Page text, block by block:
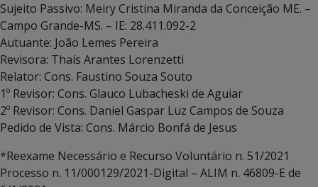
Sujeito Passivo: Meiry Cristina Miranda da Conceição ME. –
Campo Grande-MS. – IE: 28.411.092-2
Autuante: João Lemes Pereira
Revisora: Thaís Arantes Lorenzetti
Relator: Cons. Faustino Souza Souto
1º Revisor: Cons. Glauco Lubacheski de Aguiar
2º Revisor: Cons. Daniel Gaspar Luz Campos de Souza
Pedido de Vista: Cons. Márcio Bonfá de Jesus
*Reexame Necessário e Recurso Voluntário n. 51/2021
Processo n. 11/000129/2021-Digital – ALIM n. 46809-E de